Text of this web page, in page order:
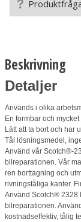
Beskrivning
Detaljer
Används i olika
En formbar och
Lätt att ta bort och har
Tål lösningsmedel,
Använd vår Scotch®-
bilreparationen. Vår
ren borttagning och
rivningståliga kanter.
Använd Scotch® 2328
bilreparationen.
kostnadseffektiv, tålig